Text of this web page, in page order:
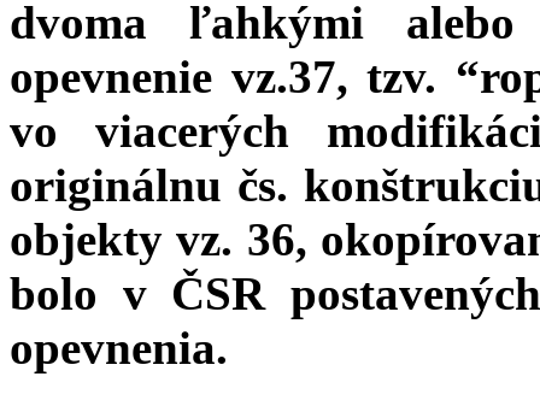
dvoma ľahkými
opevnenie vz.37, tzv.
vo viacerých
originálnu čs.
objekty vz. 36,
bolo v ČSR
opevnenia.